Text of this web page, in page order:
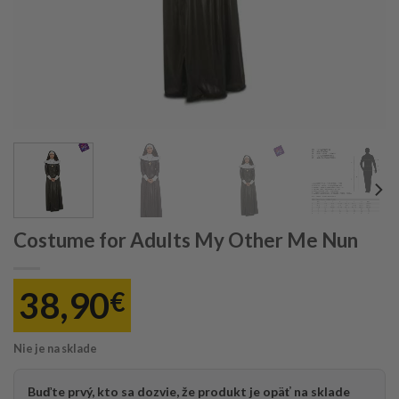
Costume for Adults My Other Me Nun
38,90€
Nie je na sklade
Buďte prvý, kto sa dozvie, že produkt je opäť na sklade